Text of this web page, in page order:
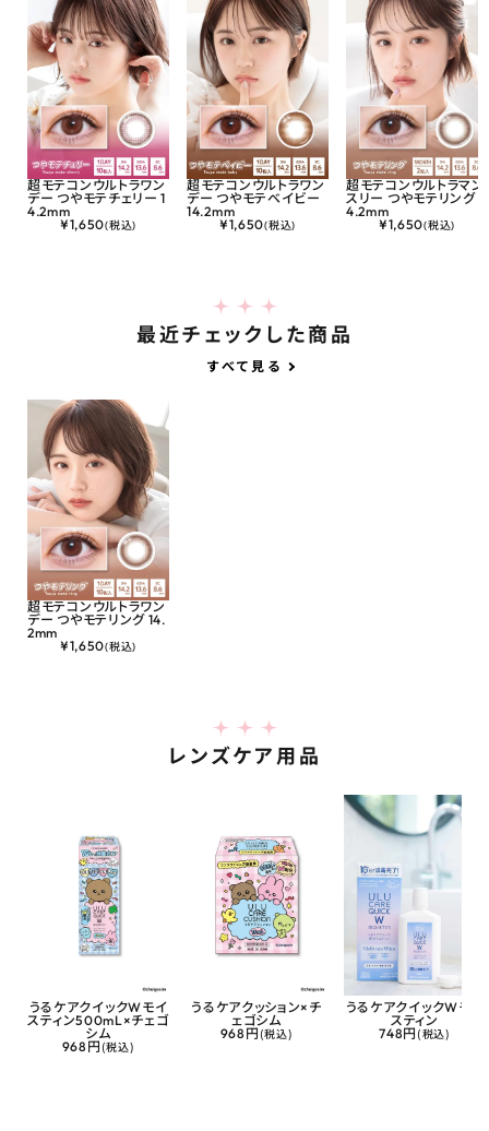
超モテコンウルトラワン
デー つやモテチェリー 1
4.2mm
¥1,650(税込)
超モテコンウルトラワン
デー つやモテベイビー
14.2mm
¥1,650(税込)
超モテコンウルトラマン
スリー つやモテリング 1
4.2mm
¥1,650(税込)
最近チェックした商品
すべて見る
超モテコンウルトラワン
デー つやモテリング 14.
2mm
¥1,650(税込)
レンズケア用品
うるケアクイックWモイ
スティン500mL×チェゴ
シム
968円 (税込)
うるケアクッション×チ
ェゴシム
968円 (税込)
うるケアクイックWモイ
スティン
748円 (税込)